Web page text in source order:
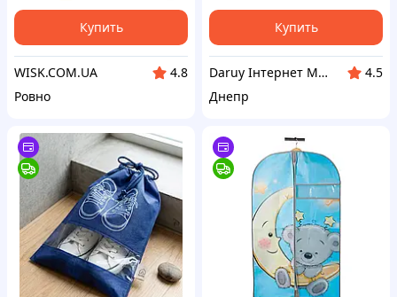
Купить
WISK.COM.UA
4.8
Ровно
Купить
Daruy Інтернет Магазин "Туристичне спорядження"
4.5
Днепр